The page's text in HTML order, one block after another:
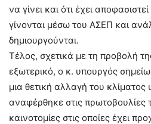
να γίνει και ότι έχει
γίνονται μέσω του ΑΣΕΠ και
δημιουργούνται.
Τέλος, σχετικά με τη προβολή
εξωτερικό, ο κ. υπουργός
μια θετική αλλαγή του
αναφέρθηκε στις πρωτοβουλίες
καινοτομίες στις οποίες έχει